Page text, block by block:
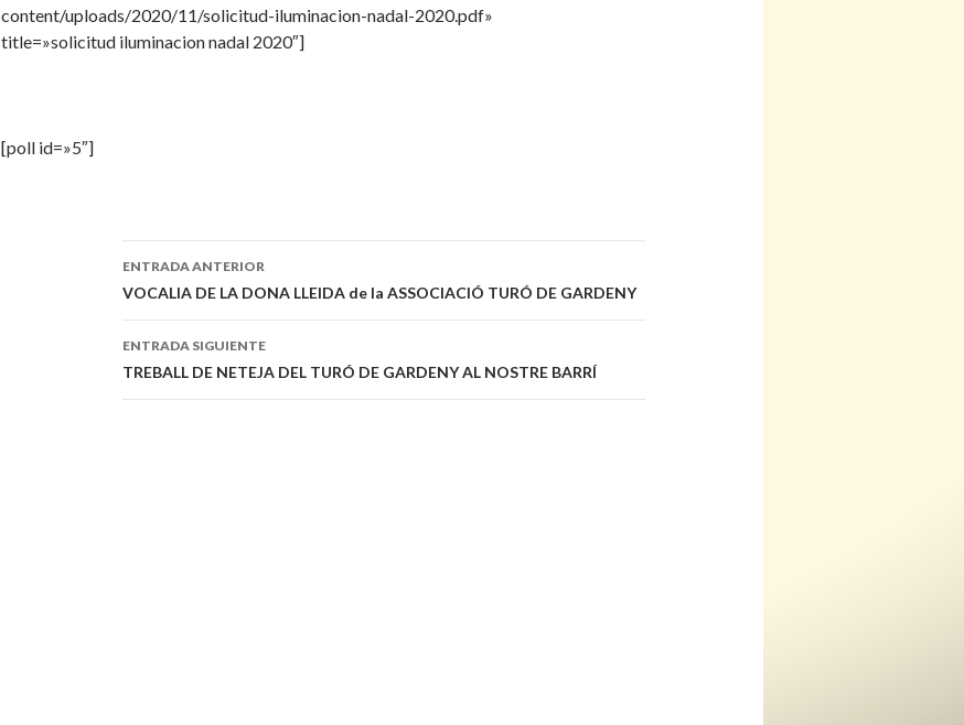
content/uploads/2020/11/solicitud-iluminacion-nadal-2020.pdf»
title=»solicitud iluminacion nadal 2020″]
[poll id=»5″]
Navegación
de
entradas
ENTRADA ANTERIOR
VOCALIA DE LA DONA LLEIDA de la ASSOCIACIÓ TURÓ DE GARDENY
ENTRADA SIGUIENTE
TREBALL DE NETEJA DEL TURÓ DE GARDENY AL NOSTRE BARRÍ